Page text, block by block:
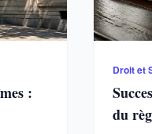
:
Droit et
du